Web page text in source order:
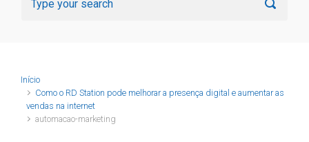
Início
Como o RD Station pode melhorar a presença digital e aumentar as
vendas na internet
automacao-marketing